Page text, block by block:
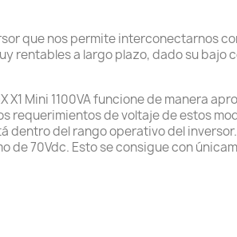
que nos permite
rentables a largo plazo, dado su
X1 Mini 1100VA funcione de manera
requerimientos de voltaje de estos
del rango operativo del
de 70Vdc. Esto se consigue con